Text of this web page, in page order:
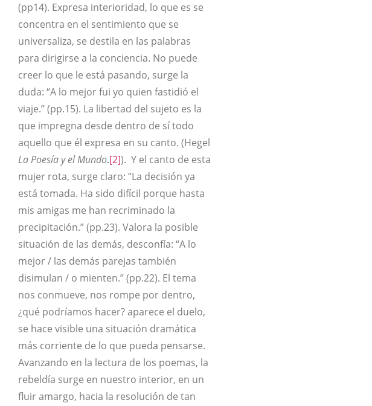
(pp14). Expresa interioridad, lo que es se
concentra en el sentimiento que se
universaliza, se destila en las palabras
para dirigirse a la conciencia. No puede
creer lo que le está pasando, surge la
duda: “A lo mejor fui yo quien fastidió el
viaje.” (pp.15). La libertad del sujeto es la
que impregna desde dentro de sí todo
aquello que él expresa en su canto. (Hegel
La Poesía y el Mundo.[2]). Y el canto de esta
mujer rota, surge claro: “La decisión ya
está tomada. Ha sido difícil porque hasta
mis amigas me han recriminado la
precipitación.” (pp.23). Valora la posible
situación de las demás, desconfía: “A lo
mejor / las demás parejas también
disimulan / o mienten.” (pp.22). El tema
nos conmueve, nos rompe por dentro,
¿qué podríamos hacer? aparece el duelo,
se hace visible una situación dramática
más corriente de lo que pueda pensarse.
Avanzando en la lectura de los poemas, la
rebeldía surge en nuestro interior, en un
fluir amargo, hacia la resolución de tan